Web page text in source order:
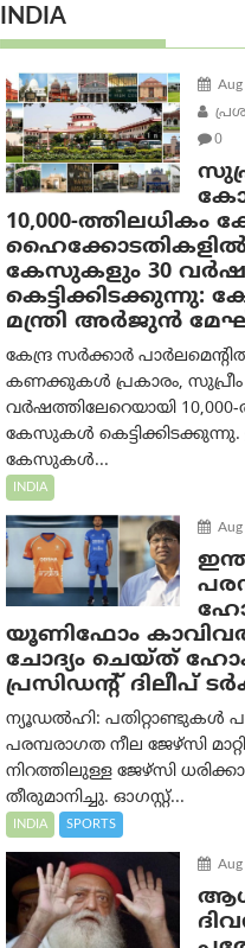
INDIA
0
10,000-
ഹൈക്കോടതികളിൽ
കേസുകളും 30
കെട്ടിക്കിടക്കുന്നു:
മന്ത്രി അര്‍ജുന്‍
കേന്ദ്ര സർക്കാർ
കണക്കുകൾ പ്രകാരം, സുപ്രീം
വർഷത്തിലേറെയായി 10,000-
കേസുകൾ കെട്ടിക്കിടക്കുന്നു.
കേസുകൾ...
INDIA
യൂണിഫോം
ചോദ്യം ചെയ്ത്
പ്രസിഡന്റ് ദിലീപ്
ന്യൂഡൽഹി: പതിറ്റാണ്ടുകൾ
പരമ്പരാഗത നീല ജേഴ്‌സി
നിറത്തിലുള്ള ജേഴ്‌സി
തീരുമാനിച്ചു. ഓഗസ്റ്റ്...
INDIA SPORTS